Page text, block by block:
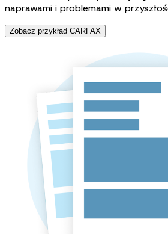
naprawami i problemami w
Zobacz przykład CARFAX